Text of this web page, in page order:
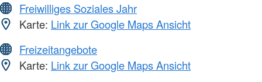
Freiwilliges Soziales Jahr
Karte: Link zur Google Maps Ansicht
Freizeitangebote
Karte: Link zur Google Maps Ansicht